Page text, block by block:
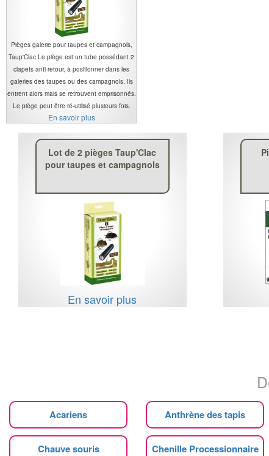
Pièges galerie pour taupes et campagnols,
Taup'Clac Le piège est un tube possédant 2
clapets anti-retour, à positionner dans les
galeries des taupes ou des campagnols. Ils
entrent alors mais se retrouvent emprisonnés.
Le piège peut être ré-utilisé plusieurs fois.
En savoir plus
Lot de 2 pièges Taup'Clac
pour taupes et campagnols
En savoir plus
Acariens Anthrène des tapis
Chauve souris Chenille Processionnaire